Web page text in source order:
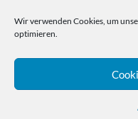
Wir verwenden Cookies, um
optimieren.Stromtarife in